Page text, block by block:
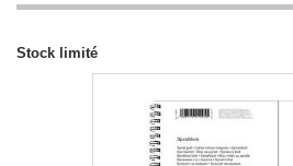
Stock limité